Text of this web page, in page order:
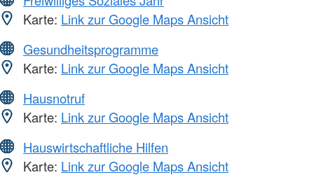
Karte: Link zur Google Maps Ansicht
Gesundheitsprogramme
Karte: Link zur Google Maps Ansicht
Hausnotruf
Karte: Link zur Google Maps Ansicht
Hauswirtschaftliche Hilfen
Karte: Link zur Google Maps Ansicht